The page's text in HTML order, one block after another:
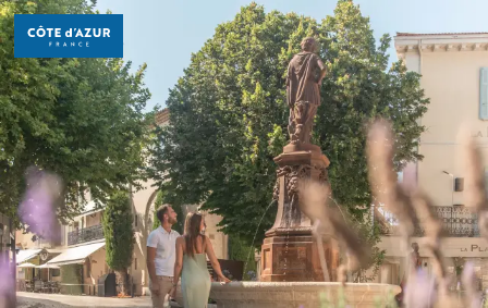
Aller
au
contenu
principal
DÉCOUVRIR
À FAIRE
SÉJOURNER